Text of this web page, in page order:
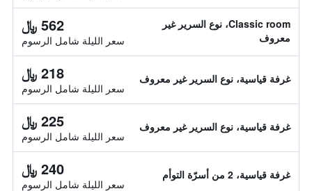
Classic room، نوع السرير غير
معروف
562 ﷼
سعر الليلة شامل الرسوم
غرفة قياسية، نوع السرير غير معروف 218 ﷼
سعر الليلة شامل الرسوم
غرفة قياسية، نوع السرير غير معروف 225 ﷼
سعر الليلة شامل الرسوم
غرفة قياسية، 2 من أسرّة التوأم 240 ﷼
سعر الليلة شامل الرسوم